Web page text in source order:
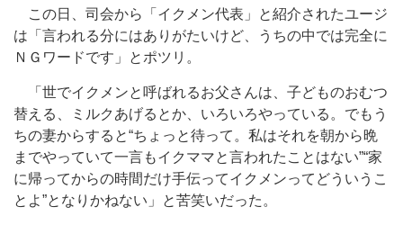
この日、司会から「イクメン代表」と紹介されたユージ
は「言われる分にはありがたいけど、うちの中では完全に
ＮＧワードです」とポツリ。
「世でイクメンと呼ばれるお父さんは、子どものおむつ
替える、ミルクあげるとか、いろいろやっている。でもう
ちの妻からすると“ちょっと待って。私はそれを朝から晩
までやっていて一言もイクママと言われたことはない”“家
に帰ってからの時間だけ手伝ってイクメンってどういうこ
とよ”となりかねない」と苦笑いだった。